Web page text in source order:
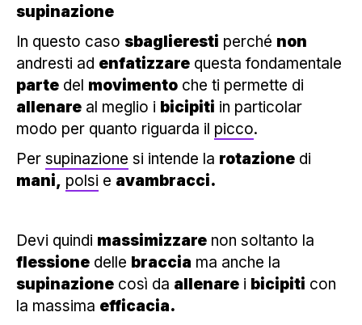
supinazione
In questo caso sbaglieresti perché non
andresti ad enfatizzare questa fondamentale
parte del movimento che ti permette di
allenare al meglio i bicipiti in particolar
modo per quanto riguarda il picco.
Per supinazione si intende la rotazione di
mani, polsi e avambracci.
Devi quindi massimizzare non soltanto la
flessione delle braccia ma anche la
supinazione così da allenare i bicipiti con
la massima efficacia.